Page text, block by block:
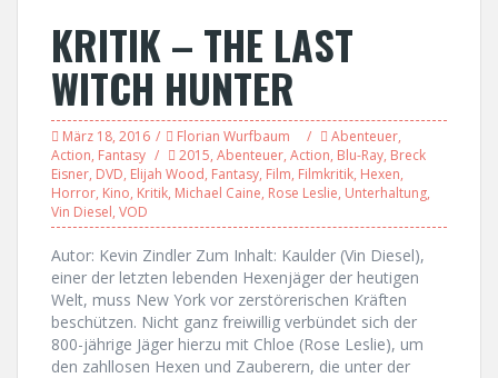
KRITIK – THE LAST
WITCH HUNTER
März 18, 2016 Florian Wurfbaum Abenteuer,
Action, Fantasy 2015, Abenteuer, Action, Blu-Ray, Breck
Eisner, DVD, Elijah Wood, Fantasy, Film, Filmkritik, Hexen,
Horror, Kino, Kritik, Michael Caine, Rose Leslie, Unterhaltung,
Vin Diesel, VOD
Autor: Kevin Zindler Zum Inhalt: Kaulder (Vin Diesel),
einer der letzten lebenden Hexenjäger der heutigen
Welt, muss New York vor zerstörerischen Kräften
beschützen. Nicht ganz freiwillig verbündet sich der
800-jährige Jäger hierzu mit Chloe (Rose Leslie), um
den zahllosen Hexen und Zauberern, die unter der